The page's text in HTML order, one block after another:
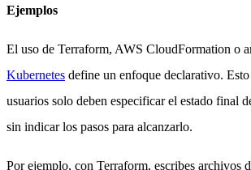
Ejemplos
El uso de Terraform, AWS CloudFormation o
Kubernetes define un enfoque declarativo. Esto
usuarios solo deben especificar el estado final
sin indicar los pasos para alcanzarlo.
Por ejemplo, con Terraform, escribes archivos